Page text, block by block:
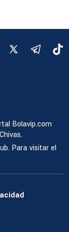
Bolavip.com
Para visitar el